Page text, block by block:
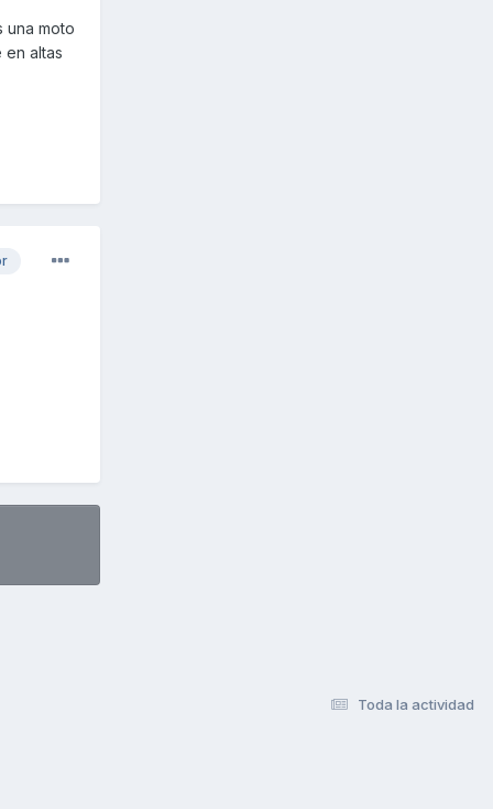
una moto
altas
Toda la actividad